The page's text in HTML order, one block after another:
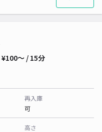
¥100〜 / 15分
再入庫
可
高さ